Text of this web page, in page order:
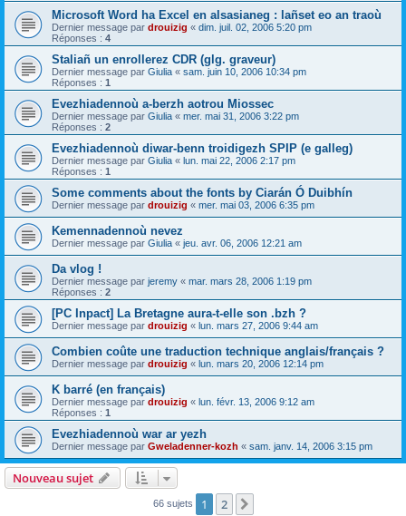
Microsoft Word ha Excel en alsasianeg : lañset eo an traoù
Dernier message par drouizig « dim. juil. 02, 2006 5:20 pm
Réponses : 4
Staliañ un enrollerez CDR (glg. graveur)
Dernier message par Giulia « sam. juin 10, 2006 10:34 pm
Réponses : 1
Evezhiadennoù a-berzh aotrou Miossec
Dernier message par Giulia « mer. mai 31, 2006 3:22 pm
Réponses : 2
Evezhiadennoù diwar-benn troidigezh SPIP (e galleg)
Dernier message par Giulia « lun. mai 22, 2006 2:17 pm
Réponses : 1
Some comments about the fonts by Ciarán Ó Duibhín
Dernier message par drouizig « mer. mai 03, 2006 6:35 pm
Kemennadennoù nevez
Dernier message par Giulia « jeu. avr. 06, 2006 12:21 am
Da vlog !
Dernier message par jeremy « mar. mars 28, 2006 1:19 pm
Réponses : 2
[PC Inpact] La Bretagne aura-t-elle son .bzh ?
Dernier message par drouizig « lun. mars 27, 2006 9:44 am
Combien coûte une traduction technique anglais/français ?
Dernier message par drouizig « lun. mars 20, 2006 12:14 pm
K barré (en français)
Dernier message par drouizig « lun. févr. 13, 2006 9:12 am
Réponses : 1
Evezhiadennoù war ar yezh
Dernier message par Gweladenner-kozh « sam. janv. 14, 2006 3:15 pm
Nouveau sujet
66 sujets 1 2